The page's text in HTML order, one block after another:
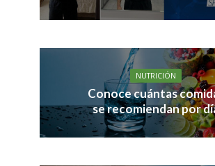
NUTRICIÓN
Conoce cuántas
se recomiendan por